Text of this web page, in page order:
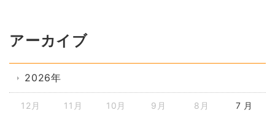
アーカイブ
2026年
12月 11月 10月 9月 8月 7 月